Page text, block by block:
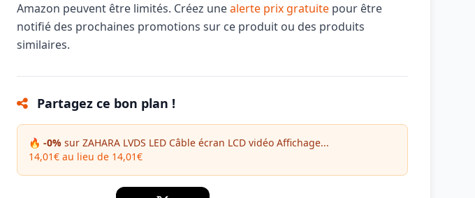
Amazon peuvent être limités. Créez unealerte prix gratuite pour être
notifié des prochaines promotions sur ce produit ou des produits
similaires.
Partagez ce bon plan !
🔥 -0% sur ZAHARA LVDS LED Câble écran LCD vidéo Affichage...
14,01€ au lieu de 14,01€